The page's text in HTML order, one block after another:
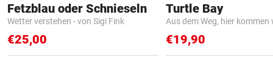
Fetzblau oder Schnieseln
Wetter verstehen - von Sigi Fink
€25,00
Turtle Bay
Aus dem Weg, hier kommen
€19,90